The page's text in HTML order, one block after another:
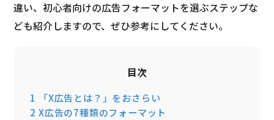
違い、初心者向けの広告フォーマットを選ぶステップな
ども紹介しますので、ぜひ参考にしてください。
目次
1
「X広告とは？」をおさらい
2 X広告の7種類のフォーマット